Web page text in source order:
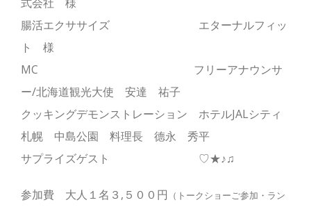
腸活エクササイズ エターナルフィッ
ト 様
MC フリーアナウンサ
ー/北海道観光大使 安達 祐子
クッキングデモンストレーション ホテルJALシティ
札幌 中島公園 料理長 德永 秀平
サプライズゲスト ♡★♪♫
参加費 大人１名３,５００円 （トークショーご参加・ラン